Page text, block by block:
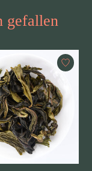
gefallen